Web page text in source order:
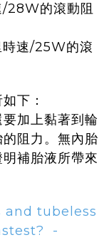
28W的滾動阻
速/25W的滾
下：
加上黏著到輪
阻力。無內胎
補胎液所帶來
and tubeless
-